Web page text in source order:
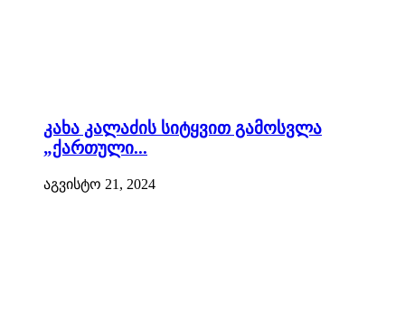
კახა კალაძის სიტყვით გამოსვლა
„ქართული...
აგვისტო 21, 2024